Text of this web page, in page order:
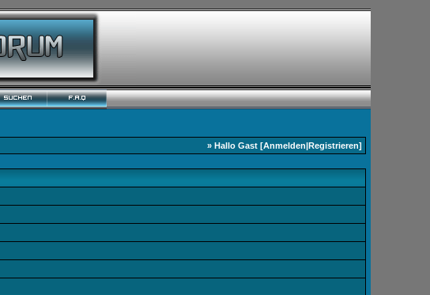
» Hallo Gast [Anmelden|Registrieren]